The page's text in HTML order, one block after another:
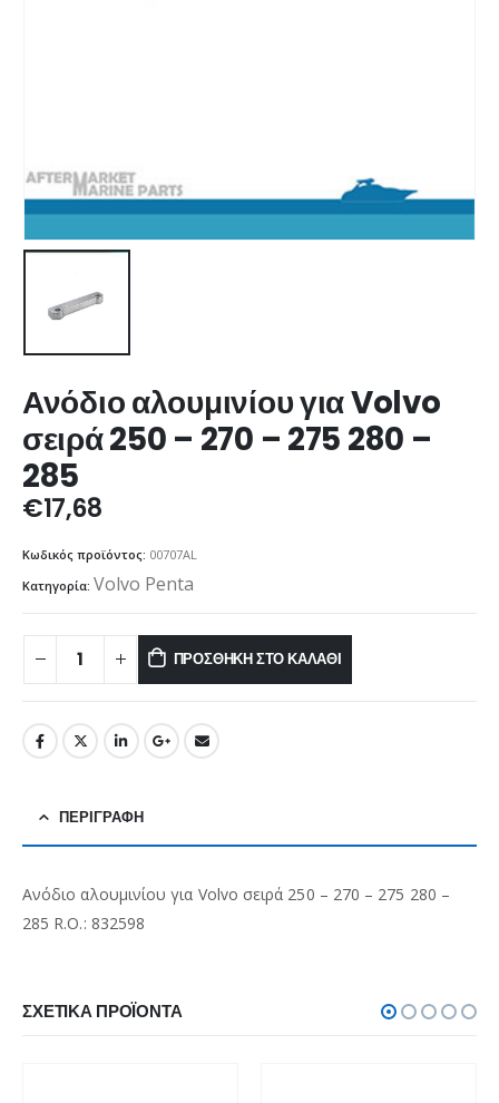
Ανόδιο αλουμινίου για Volvo
σειρά 250 – 270 – 275 280 –
285
€17,68
Κωδικός προϊόντος: 00707AL
Κατηγορία: Volvo Penta
ΠΡΟΣΘΉΚΗ ΣΤΟ ΚΑΛΆΘΙ
ΠΕΡΙΓΡΑΦΉ
Ανόδιο αλουμινίου για Volvo σειρά 250 – 270 – 275 280 –
285 R.O.: 832598
ΣΧΕΤΙΚΆ ΠΡΟΪΌΝΤΑ